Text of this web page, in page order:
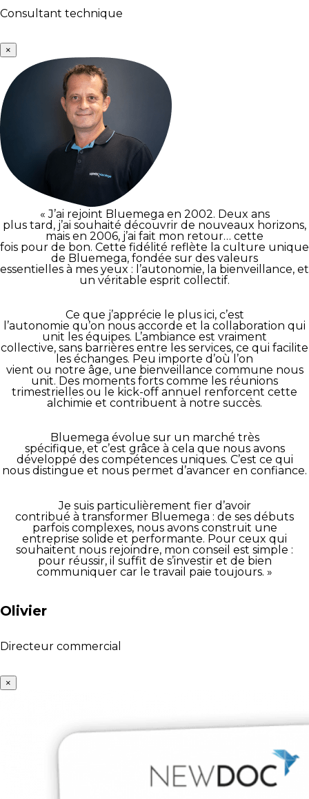
Consultant technique
×
« J’ai rejoint Bluemega en 2002. Deux ans
plus tard, j’ai souhaité découvrir de nouveaux horizons,
mais en 2006, j’ai fait mon retour… cette
fois pour de bon. Cette fidélité reflète la culture unique
de Bluemega, fondée sur des valeurs
essentielles à mes yeux : l’autonomie, la bienveillance, et
un véritable esprit collectif.
Ce que j’apprécie le plus ici, c’est
l’autonomie qu’on nous accorde et la collaboration qui
unit les équipes. L’ambiance est vraiment
collective, sans barrières entre les services, ce qui facilite
les échanges. Peu importe d’où l’on
vient ou notre âge, une bienveillance commune nous
unit. Des moments forts comme les réunions
trimestrielles ou le kick-off annuel renforcent cette
alchimie et contribuent à notre succès.
Bluemega évolue sur un marché très
spécifique, et c’est grâce à cela que nous avons
développé des compétences uniques. C’est ce qui
nous distingue et nous permet d’avancer en confiance.
Je suis particulièrement fier d’avoir
contribué à transformer Bluemega : de ses débuts
parfois complexes, nous avons construit une
entreprise solide et performante. Pour ceux qui
souhaitent nous rejoindre, mon conseil est simple :
pour réussir, il suffit de s’investir et de bien
communiquer car le travail paie toujours. »
Olivier
Directeur commercial
×